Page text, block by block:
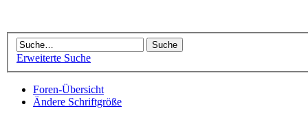
Erweiterte Suche
Foren-Übersicht
Ändere Schriftgröße